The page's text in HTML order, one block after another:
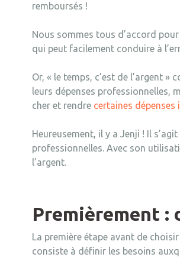
remboursés !
Nous sommes tous d’accord
qui peut facilement conduire à
Or, « le temps, c’est de l’argent
leurs dépenses professionnelles,
cher et rendre certaines
Heureusement, il y a Jenji ! Il
professionnelles. Avec son
l’argent.
Premièrement :
La première étape avant de
consiste à définir les besoins